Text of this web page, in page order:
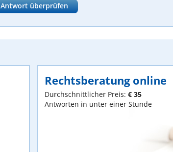
Antwort überprüfen
Rechtsberatung online
Durchschnittlicher Preis: € 35
Antworten in unter einer Stunde